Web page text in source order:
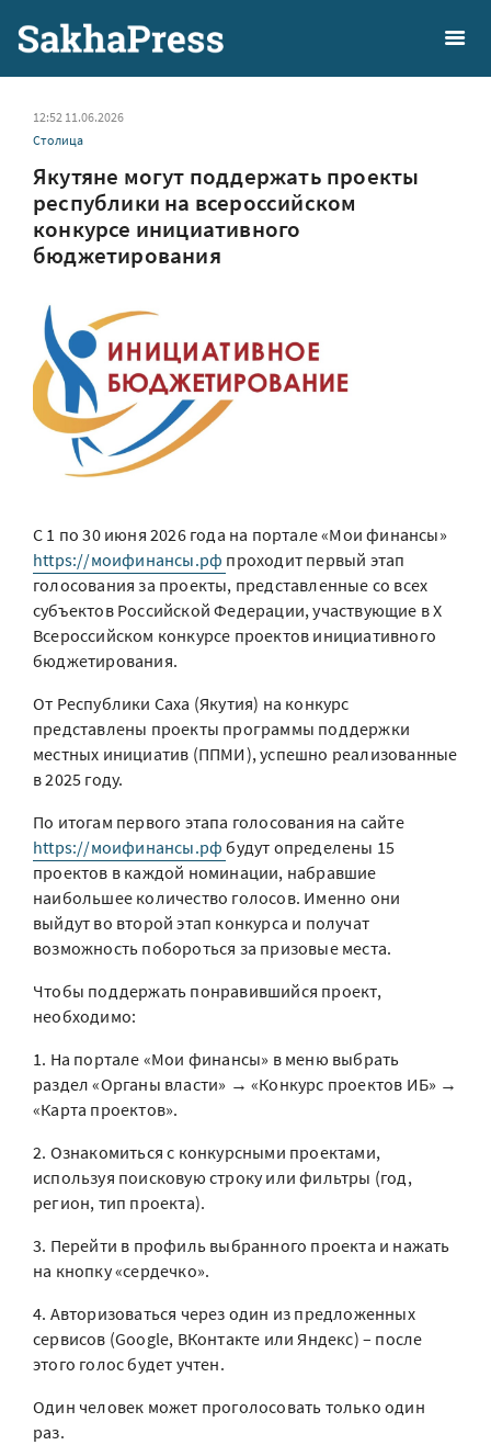
12:52 11.06.2026
Столица
Якутяне могут поддержать проекты
республики на всероссийском
конкурсе инициативного
бюджетирования
С 1 по 30 июня 2026 года на портале «Мои финансы»
https://моифинансы.рф проходит первый этап
голосования за проекты, представленные со всех
субъектов Российской Федерации, участвующие в X
Всероссийском конкурсе проектов инициативного
бюджетирования.
От Республики Саха (Якутия) на конкурс
представлены проекты программы поддержки
местных инициатив (ППМИ), успешно реализованные
в 2025 году.
По итогам первого этапа голосования на сайте
https://моифинансы.рфбудут определены 15
проектов в каждой номинации, набравшие
наибольшее количество голосов. Именно они
выйдут во второй этап конкурса и получат
возможность побороться за призовые места.
Чтобы поддержать понравившийся проект,
необходимо:
1. На портале «Мои финансы» в меню выбрать
раздел «Органы власти» → «Конкурс проектов ИБ» →
«Карта проектов».
2. Ознакомиться с конкурсными проектами,
используя поисковую строку или фильтры (год,
регион, тип проекта).
3. Перейти в профиль выбранного проекта и нажать
на кнопку «сердечко».
4. Авторизоваться через один из предложенных
сервисов (Google, ВКонтакте или Яндекс) – после
этого голос будет учтен.
Один человек может проголосовать только один
раз.